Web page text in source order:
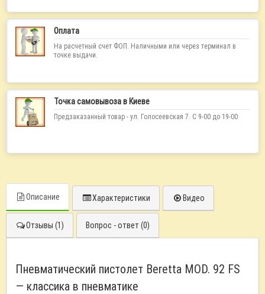
Оплата
На расчетный счет ФОП. Наличными или через терминал в
точке выдачи.
Точка самовывоза в Киеве
Предзаказанный товар - ул. Голосеевская 7. С 9-00 до 19-00
Описание Характеристики Видео
Отзывы (1) Вопрос - ответ (0)
Пневматический пистолет Beretta MOD. 92 FS
— классика в пневматике